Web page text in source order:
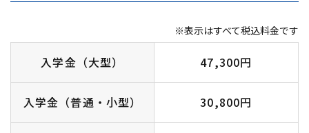
※表示はすべて税込料金です
入学金（大型） 47,300円
入学金（普通・小型） 30,800円